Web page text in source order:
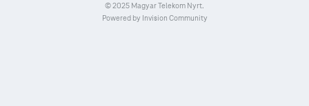
© 2025 Magyar Telekom Nyrt.
Powered by Invision Community